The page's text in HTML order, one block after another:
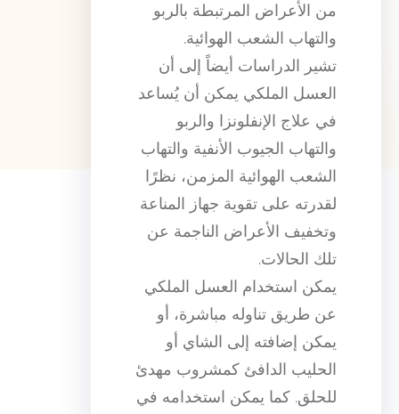
من الأعراض المرتبطة بالربو
والتهاب الشعب الهوائية.
تشير الدراسات أيضاً إلى أن
العسل الملكي يمكن أن يُساعد
في علاج الإنفلونزا والربو
والتهاب الجيوب الأنفية والتهاب
الشعب الهوائية المزمن، نظرًا
لقدرته على تقوية جهاز المناعة
وتخفيف الأعراض الناجمة عن
تلك الحالات.
يمكن استخدام العسل الملكي
عن طريق تناوله مباشرة، أو
يمكن إضافته إلى الشاي أو
الحليب الدافئ كمشروب مهدئ
للحلق. كما يمكن استخدامه في